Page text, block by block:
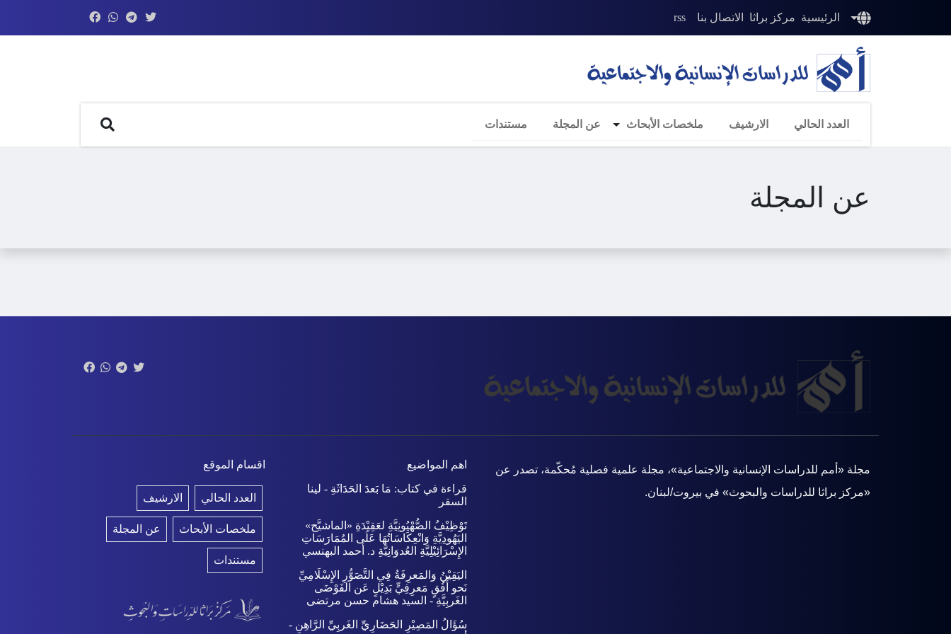
الرئيسية مركز براثا الاتصال بنا rss
العدد الحالي الارشيف ملخصات الأبحاث عن المجلة مستندات
عن المجلة
مجلة «أمم للدراسات الإنسانية والاجتماعية»، مجلة علمية فصلية مُحكّمة، تصدر عن
«مركز براثا للدراسات والبحوث» في بيروت/لبنان.
اهم المواضيع
قراءة في كتاب: مَا بَعدَ الحَدَاثَةِ - لينا
السقر
تَوْظِيْفُ الصُّهْيُونِيَّةِ لعَقِيْدَةِ «الماشيَّح»
اليَهُودِيَّةِ وَانْعِكَاسَاتُهَا عَلَى المُمَارَسَاتِ
الإِسْرَائِيْلِيَّةِ العُدوَانِيَّةِ د. أحمد البهنسي
اليَقِيْنُ وَالمَعرِفَةُ فِي التَّصَوُّرِ الإِسْلَامِيِّ
نَحو أُفُقٍ مَعرِفِيٍّ بَدِيْلٍ عَن الفَوْضَى
الغَربِيَّةِ - السيد هشام حسن مرتضى
سُؤَالُ المَصِيْرِ الحَضَارِيِّ الغَربِيِّ الرَّاهِنِ -
اقسام الموقع
العدد الحالي الارشيف
ملخصات الأبحاث عن المجلة
مستندات